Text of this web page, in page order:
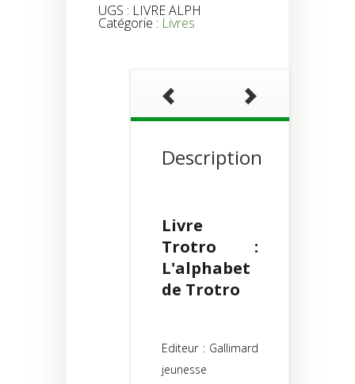
UGS : LIVRE ALPH
Catégorie : Livres
Description
Livre
Trotro :
L'alphabet
de Trotro
Editeur : Gallimard
jeunesse